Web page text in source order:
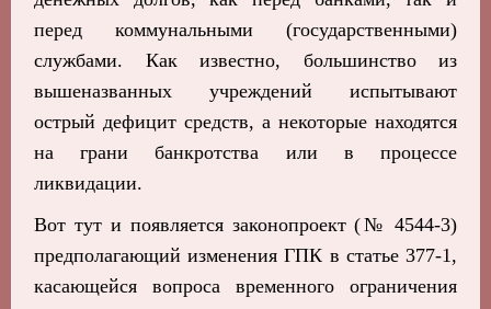
перед коммунальными (государственными)
службами. Как известно, большинство из
вышеназванных учреждений испытывают
острый дефицит средств, а некоторые находятся
на грани банкротства или в процессе
ликвидации.
Вот тут и появляется законопроект (№ 4544-3)
предполагающий изменения ГПК в статье 377-1,
касающейся вопроса временного ограничения